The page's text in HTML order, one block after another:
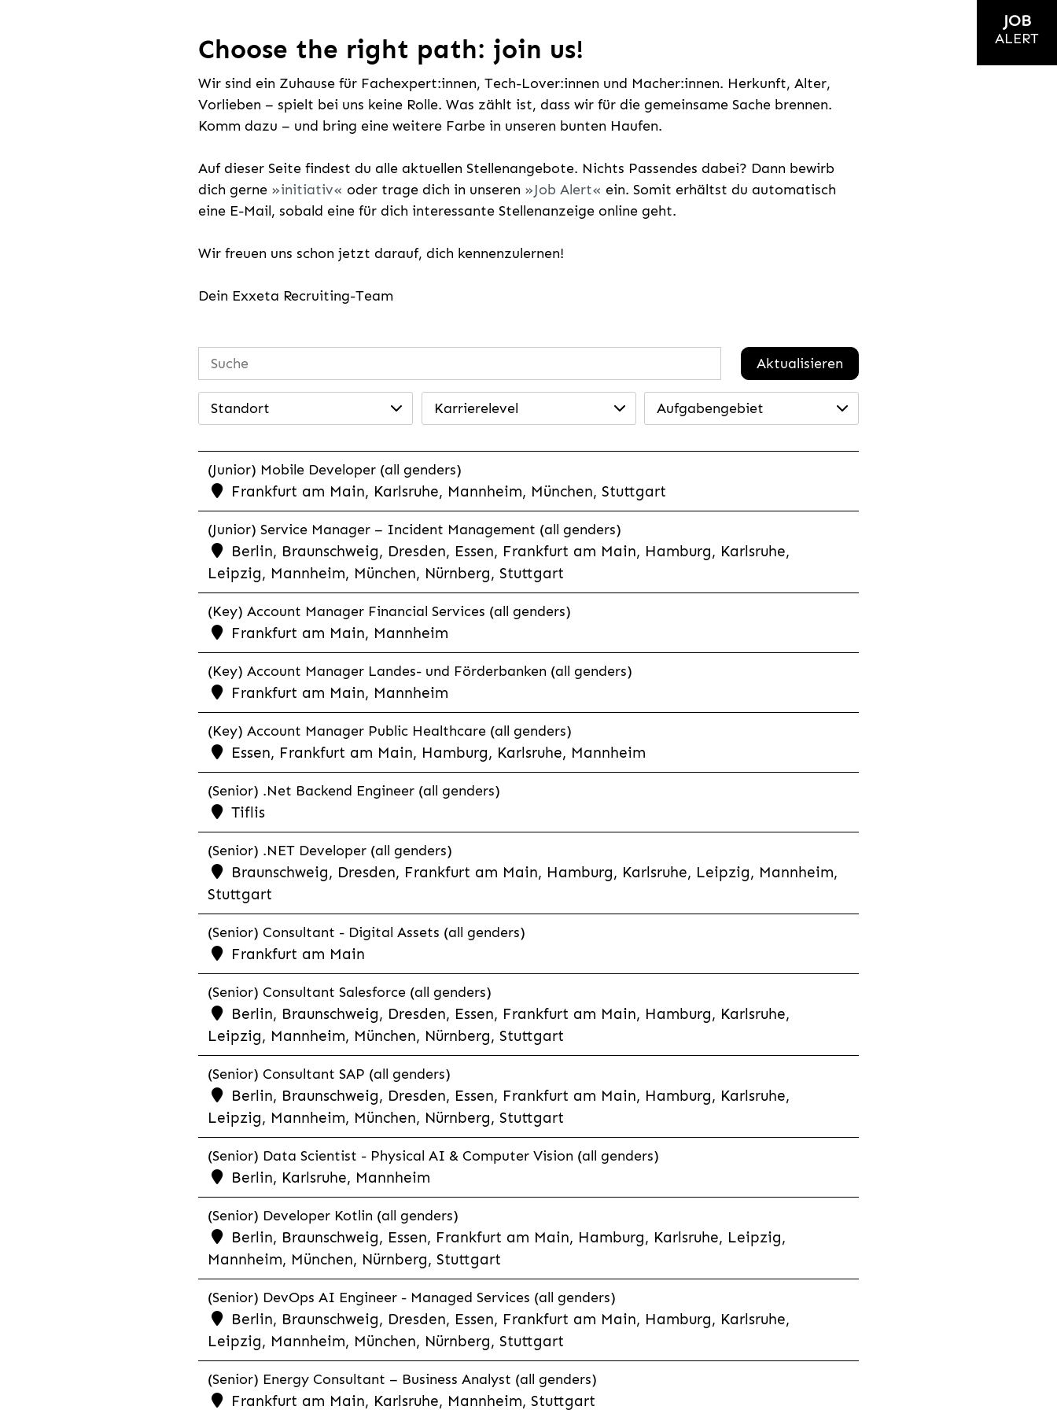
Choose the right path: join us!
Wir sind ein Zuhause für Fachexpert:innen, Tech-Lover:innen und Macher:innen. Herkunft, Alter,
Vorlieben – spielt bei uns keine Rolle. Was zählt ist, dass wir für die gemeinsame Sache brennen.
Komm dazu – und bring eine weitere Farbe in unseren bunten Haufen.
Auf dieser Seite findest du alle aktuellen Stellenangebote. Nichts Passendes dabei? Dann bewirb
dich gerne
initiativ oder trage dich in unseren Job Alert
ein. Somit erhältst du automatisch
eine E-Mail, sobald eine für dich interessante Stellenanzeige online geht.
Wir freuen uns schon jetzt darauf, dich kennenzulernen!
Dein Exxeta Recruiting-Team
Aktualisieren
Standort Karrierelevel Aufgabengebiet
(Junior) Mobile Developer (all genders)
Frankfurt am Main, Karlsruhe, Mannheim, München, Stuttgart
(Junior) Service Manager – Incident Management (all genders)
Berlin, Braunschweig, Dresden, Essen, Frankfurt am Main, Hamburg, Karlsruhe,
Leipzig, Mannheim, München, Nürnberg, Stuttgart
(Key) Account Manager Financial Services (all genders)
Frankfurt am Main, Mannheim
(Key) Account Manager Landes- und Förderbanken (all genders)
Frankfurt am Main, Mannheim
(Key) Account Manager Public Healthcare (all genders)
Essen, Frankfurt am Main, Hamburg, Karlsruhe, Mannheim
(Senior) .Net Backend Engineer (all genders)
Tiflis
(Senior) .NET Developer (all genders)
Braunschweig, Dresden, Frankfurt am Main, Hamburg, Karlsruhe, Leipzig, Mannheim,
Stuttgart
(Senior) Consultant - Digital Assets (all genders)
Frankfurt am Main
(Senior) Consultant Salesforce (all genders)
Berlin, Braunschweig, Dresden, Essen, Frankfurt am Main, Hamburg, Karlsruhe,
Leipzig, Mannheim, München, Nürnberg, Stuttgart
(Senior) Consultant SAP (all genders)
Berlin, Braunschweig, Dresden, Essen, Frankfurt am Main, Hamburg, Karlsruhe,
Leipzig, Mannheim, München, Nürnberg, Stuttgart
(Senior) Data Scientist - Physical AI & Computer Vision (all genders)
Berlin, Karlsruhe, Mannheim
(Senior) Developer Kotlin (all genders)
Berlin, Braunschweig, Essen, Frankfurt am Main, Hamburg, Karlsruhe, Leipzig,
Mannheim, München, Nürnberg, Stuttgart
(Senior) DevOps AI Engineer - Managed Services (all genders)
Berlin, Braunschweig, Dresden, Essen, Frankfurt am Main, Hamburg, Karlsruhe,
Leipzig, Mannheim, München, Nürnberg, Stuttgart
(Senior) Energy Consultant – Business Analyst (all genders)
Frankfurt am Main, Karlsruhe, Mannheim, Stuttgart
JOB
ALERT